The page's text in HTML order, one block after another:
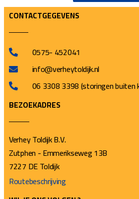
CONTACTGEGEVENS
0575- 452041
info@verheytoldijk.nl
06 3308 3398 (storingen buiten
BEZOEKADRES
Verhey Toldijk B.V.
Zutphen - Emmerikseweg 13B
7227 DE Toldijk
Routebeschrijving